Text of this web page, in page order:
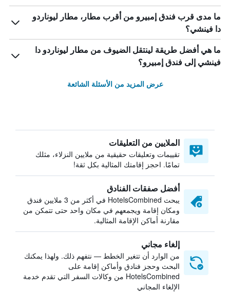
ما مدى قرب فندق إمبيرو من أقرب مطار، مطار ليوناردو
دا فينشي؟
ما هي أفضل طريقة لينتقل الضيوف من مطار ليوناردو دا
فينشي إلى فندق إمبيرو؟
عرض المزيد من الأسئلة الشائعة
الملايين من التعليقات
تقييمات وتعليقات حقيقية من ملايين النزلاء، مثلك
تمامًا. احجز إقامتك المثالية بكل ثقة!
أفضل صفقات الفنادق
يبحث HotelsCombined في أكثر من 3 ملايين فندق
ومكان إقامة ويجمعهم في مكان واحد حتى تتمكن من
مقارنة أماكن الإقامة المثالية.
إلغاء مجاني
من الوارد أن تتغير الخطط — نتفهم ذلك. ولهذا يمكنك
البحث وحجز فنادق وأماكن إقامة على
HotelsCombined من وكالات السفر التي تقدم خدمة
الإلغاء المجاني